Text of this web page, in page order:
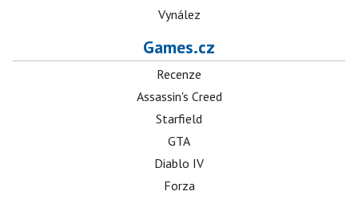
Vynález
Games.cz
Recenze
Assassin's Creed
Starfield
GTA
Diablo IV
Forza